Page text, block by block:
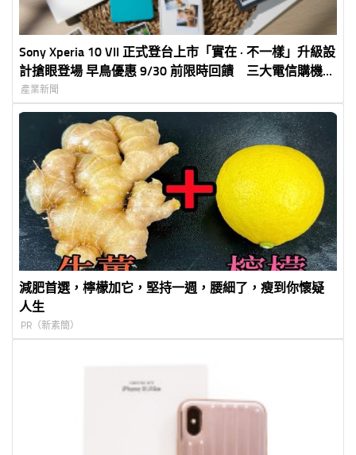
Sony Xperia 10 VII 正式登台上市「實在 · 不一樣」升級設
計搶眼登場 早鳥優惠 9/30 前限時回饋 三大電信購機方
案同步啟動
產業新聞
減肥首選，檸檬加它，堅持一週，腰細了，瘦到你懷疑
人生
PR（新素簡）